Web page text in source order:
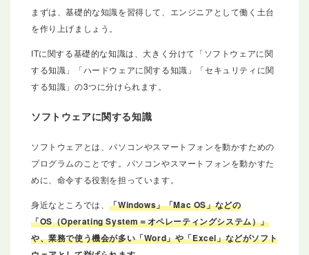
まずは、基礎的な知識を習得して、エンジニアとして働く土台
を作り上げましょう。
ITに関する基礎的な知識は、大きく分けて「ソフトウェアに関
する知識」「ハードウェアに関する知識」「セキュリティに関
する知識」の3つに分けられます。
ソフトウェアに関する知識
ソフトウェアとは、パソコンやスマートフォンを動かすための
プログラムのことです。パソコンやスマートフォンを動かすた
めに、命令する役割を担っています。
身近なところでは、「Windows」「Mac OS」などの
「OS（Operating System＝オペレーティングシステム）」
や、業務で使う機会が多い「Word」や「Excel」などがソフト